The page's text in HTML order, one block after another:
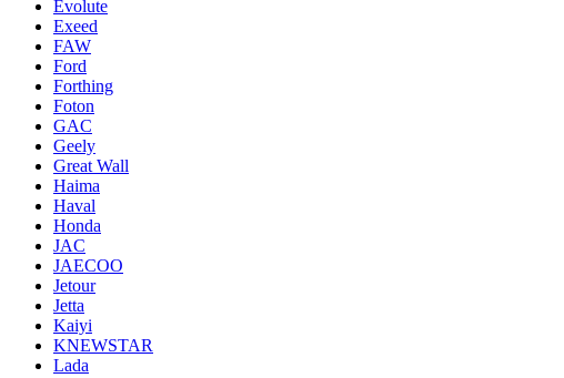
Evolute
Exeed
FAW
Ford
Forthing
Foton
GAC
Geely
Great Wall
Haima
Haval
Honda
JAC
JAECOO
Jetour
Jetta
Kaiyi
KNEWSTAR
Lada